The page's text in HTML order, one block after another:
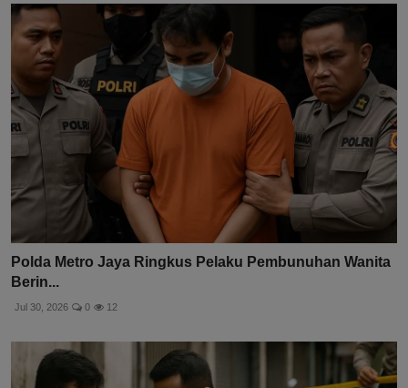
Polda Metro Jaya Ringkus Pelaku Pembunuhan Wanita
Berin...
Jul 30, 2026 0 12